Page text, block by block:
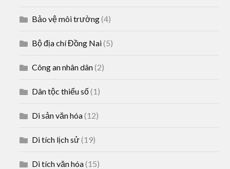
Bảo vệ môi trường(4)
Bộ địa chí Đồng Nai(5)
Công an nhân dân(2)
Dân tộc thiểu số(1)
Di sản văn hóa(12)
Di tích lịch sử(19)
Di tích văn hóa(15)